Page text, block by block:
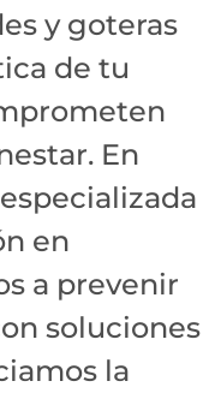
y goteras
de tu
En
en
a prevenir
soluciones
la